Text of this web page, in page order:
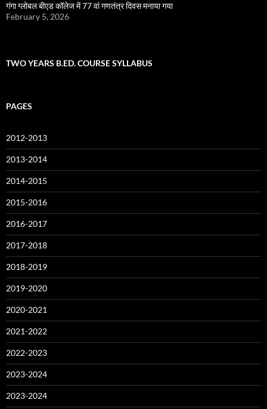
गंगा ग्लोबल बीएड कॉलेज में 77 वां गणतंत्र दिवस मनाया गया
February 5, 2026
TWO YEARS B.ED. COURSE SYLLABUS
PAGES
2012-2013
2013-2014
2014-2015
2015-2016
2016-2017
2017-2018
2018-2019
2019-2020
2020-2021
2021-2022
2022-2023
2023-2024
2023-2024